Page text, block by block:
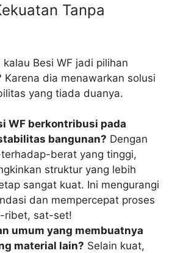
Tanpa
Besi WF jadi pilihan
Karena dia menawarkan solusi
yang tiada duanya.
WF berkontribusi pada
bangunan? Dengan
berat yang tinggi,
struktur yang lebih
sangat kuat. Ini mengurangi
dan mempercepat proses
ribet, sat-set!
umum yang membuatnya
material lain? Selain kuat,